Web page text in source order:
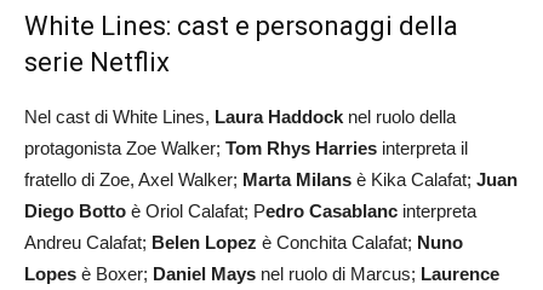
White Lines: cast e personaggi della
serie Netflix
Nel cast di White Lines, Laura Haddock nel ruolo della
protagonista Zoe Walker; Tom Rhys Harries interpreta il
fratello di Zoe, Axel Walker; Marta Milans è Kika Calafat; Juan
Diego Botto è Oriol Calafat; Pedro Casablanc interpreta
Andreu Calafat; Belen Lopez è Conchita Calafat; Nuno
Lopes è Boxer; Daniel Mays nel ruolo di Marcus; Laurence